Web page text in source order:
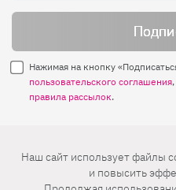
Нажимая на кнопку
пользовательского соглашения,
правила рассылок.
Нашли ошибку?
Наш сайт использует файлы
и повысить